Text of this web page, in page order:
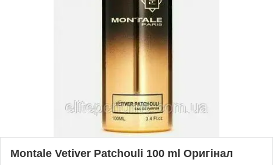
Montale Vetiver Patchouli 100 ml Оригінал